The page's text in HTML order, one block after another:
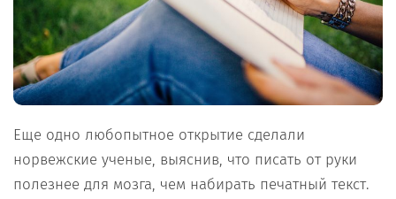
Еще одно любопытное открытие сделали
норвежские ученые, выяснив, что писать от руки
полезнее для мозга, чем набирать печатный текст.